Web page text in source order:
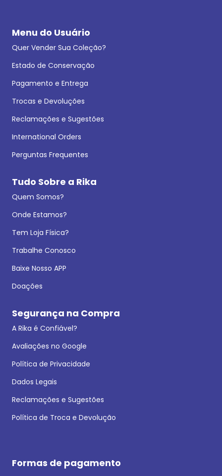
Menu do Usuário
Quer Vender Sua Coleção?
Estado de Conservação
Pagamento e Entrega
Trocas e Devoluções
Reclamações e Sugestões
International Orders
Perguntas Frequentes
Tudo Sobre a Rika
Quem Somos?
Onde Estamos?
Tem Loja Física?
Trabalhe Conosco
Baixe Nosso APP
Doações
Segurança na Compra
A Rika é Confiável?
Avaliações no Google
Política de Privacidade
Dados Legais
Reclamações e Sugestões
Política de Troca e Devolução
Formas de pagamento